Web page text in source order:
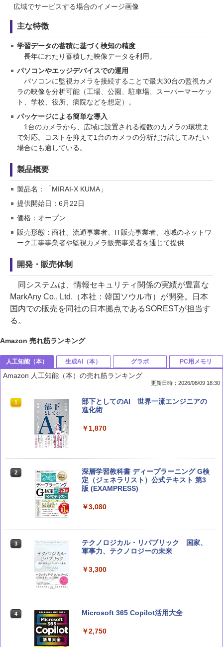
広域でサービスする場合のイメージ画像
主な特徴
学習データの蓄積に基づく検知の精度
長年にわたり蓄積した映像データを利用。
パソコンやエッジデバイスでの運用
パソコンに監視カメラを接続することで最大30台の監視カメ
ラの映像を分析可能（工場、公園、駐車場、スーパーマーケッ
ト、学校、役所、病院などを想定）。
パッケージによる簡単な導入
1台のカメラから、広域に設置される複数のカメラの環境ま
で対応。コストを抑えて1台のカメラの分析だけ試してみたい
場合にも適している。
製品概要
製品名：「MIRAI-X KUMA」
提供開始日：6月22日
価格：オープン
販売形態：商社、流通事業者、IT販売事業者、地域のネットワ
ーク工事事業者や監視カメラ販売事業者を通じて提供
開発・販売体制
同システムは、情報セキュリティ関係の実績が豊富な
MarkAny Co., Ltd.（本社：韓国ソウル市）が開発。日本
国内での販売を同社の日本拠点であるSORESTが担当す
る。
Amazon 売れ筋ランキング
人工知能（本）
Amazon 人工知能（本）の売れ筋ランキング
更新日時：2026/08/09 18:30
1
部下としてのAI 世界一流エンジニアの
進化術
￥1,870
2
深層学習教科書 ディープラーニング G検
定（ジェネラリスト）公式テキスト 第3
版 (EXAMPRESS)
￥3,080
3
テクノロジカル・リパブリック 国家、
軍事力、テクノロジーの未来
￥3,300
4 Microsoft 365 Copilot活用大全
￥2,750
生成AI（本） グラボ PC用メモリ